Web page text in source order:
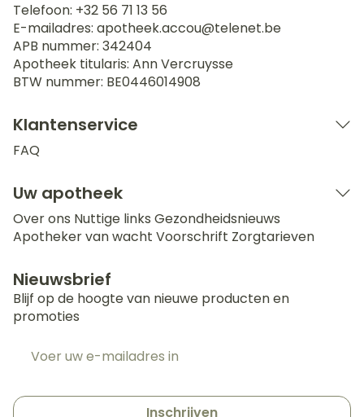
Telefoon: +32 56 71 13 56
E-mailadres: apotheek.accou@telenet.be
APB nummer: 342404
Apotheek titularis: Ann Vercruysse
BTW nummer: BE0446014908
Klantenservice
FAQ
Uw apotheek
Over ons Nuttige links Gezondheidsnieuws
Apotheker van wacht Voorschrift Zorgtarieven
Nieuwsbrief
Blijf op de hoogte van nieuwe producten en
promoties
Inschrijven